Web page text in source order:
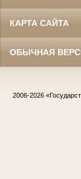
КАРТА САЙТА
ОБЫЧНАЯ
2006-2026